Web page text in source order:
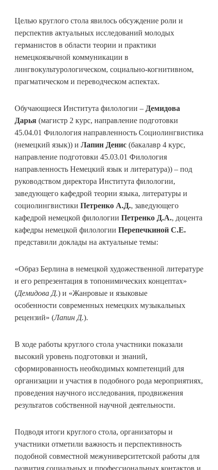
Целью круглого стола явилось обсуждение роли и
перспектив актуальных исследований молодых
германистов в области теории и практики
немецкоязычной коммуникации в
лингвокультурологическом, социально-когнитивном,
прагматическом и переводческом аспектах.
Обучающиеся Института филологии – Демидова
Дарья (магистр 2 курс, направление подготовки
45.04.01 Филология направленность Социолингвистика
(немецкий язык)) и Лапин Денис (бакалавр 4 курс,
направление подготовки 45.03.01 Филология
направленность Немецкий язык и литература)) – под
руководством директора Института филологии,
заведующего кафедрой теории языка, литературы и
социолингвистики Петренко А.Д., заведующего
кафедрой немецкой филологии Петренко Д.А., доцента
кафедры немецкой филологии Перепечкиной С.Е.
представили доклады на актуальные темы:
«Образ Берлина в немецкой художественной литературе
и его репрезентация в топонимических концептах»
(Демидова Д.) и «Жанровые и языковые
особенности современных немецких музыкальных
рецензий» (Лапин Д.).
В ходе работы круглого стола участники показали
высокий уровень подготовки и знаний,
сформированность необходимых компетенций для
организации и участия в подобного рода мероприятиях,
проведения научного исследования, продвижения
результатов собственной научной деятельности.
Подводя итоги круглого стола, организаторы и
участники отметили важность и перспективность
подобной совместной межуниверситетской работы для
развития социальных и профессиональных контактов и